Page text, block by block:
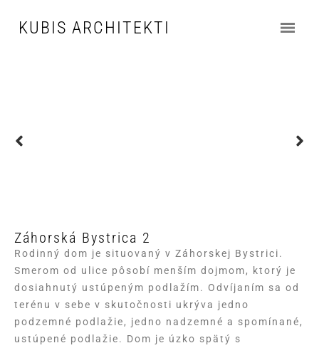
KUBIS ARCHITEKTI
Záhorská Bystrica 2
Rodinný dom je situovaný v Záhorskej Bystrici.
Smerom od ulice pôsobí menším dojmom, ktorý je
dosiahnutý ustúpeným podlažím. Odvíjaním sa od
terénu v sebe v skutočnosti ukrýva jedno
podzemné podlažie, jedno nadzemné a spomínané,
ustúpené podlažie. Dom je úzko spätý s